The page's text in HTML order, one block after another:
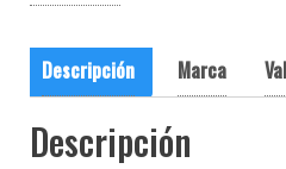
Descripción Marca
Descripción